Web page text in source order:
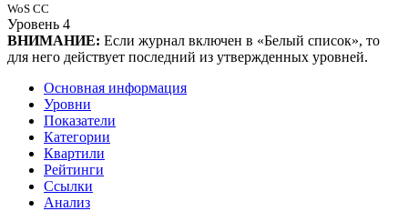
WoS CC
Уровень 4
ВНИМАНИЕ: Если журнал включен в «Белый список», то
для него действует последний из утвержденных уровней.
Основная информация
Уровни
Показатели
Категории
Квартили
Рейтинги
Ссылки
Анализ